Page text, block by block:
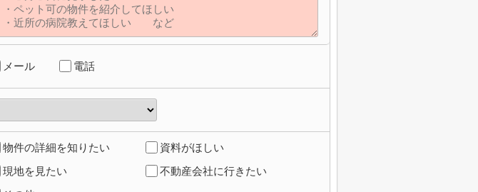
メール 電話
物件の詳細を知りたい
資料がほしい
現地を見たい
不動産会社に行きたい